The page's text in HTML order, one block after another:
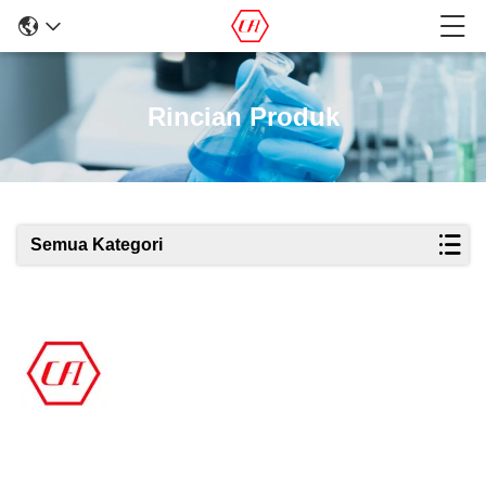
Rincian Produk
Semua Kategori